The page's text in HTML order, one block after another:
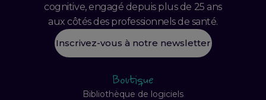
cognitive, engagé depuis plus de 25 ans
aux côtés des professionnels de santé.
Inscrivez-vous à notre newsletter
Boutique
Bibliothèque de logiciels